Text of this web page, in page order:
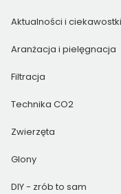
Aktualności i ciekawostki
Aranżacja i pielęgnacja
Filtracja
Technika CO2
Zwierzęta
Glony
DIY - zrób to sam